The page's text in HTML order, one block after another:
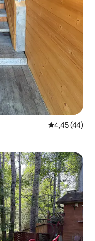
Gemiddelde
4,45 (44)